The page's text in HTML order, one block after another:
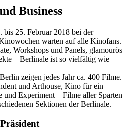
Business
25. Februar 2018 bei der
warten auf alle Kinofans.
Workshops und Panels, glamourös
– Berlinale ist so vielfältig wie
zeigen jedes Jahr ca. 400 Filme.
und Arthouse, Kino für ein
und Experiment – Filme aller Sparten
Sektionen der Berlinale.